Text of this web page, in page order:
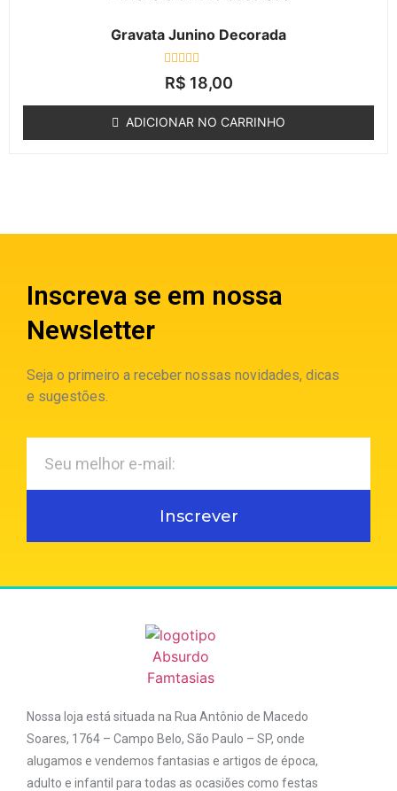
Gravata Junino Decorada
Avaliação
0
R$ 18,00
ADICIONAR NO CARRINHO
Inscreva se em nossa
Newsletter
Seja o primeiro a receber nossas novidades, dicas
e sugestões.
Inscrever
Nossa loja está situada na Rua Antônio de Macedo
Soares, 1764 – Campo Belo, São Paulo – SP, onde
alugamos e vendemos fantasias e artigos de época,
adulto e infantil para todas as ocasiões como festas